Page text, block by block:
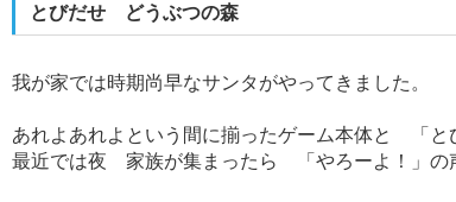
とびだせ どうぶつの森
我が家では時期尚早なサンタがやってきました。
あれよあれよという間に揃ったゲーム本体と 「
最近では夜 家族が集まったら 「やろーよ！」の